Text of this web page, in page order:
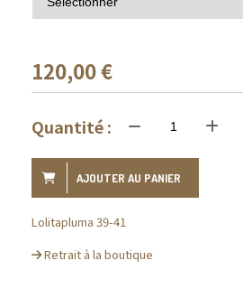
120,00€
Quantité :
AJOUTER AU PANIER
Lolitapluma 39-41
Retrait à la boutique